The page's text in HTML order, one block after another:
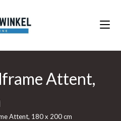
Attent,
Attent, 180 x 200 cm